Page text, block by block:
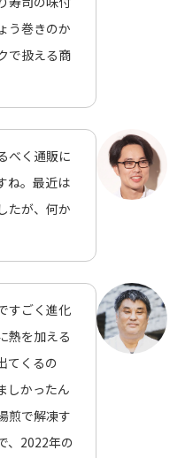
う巻きのか
で扱える商
べく通販に
ね。最近は
たが、何か
すごく進化
熱を加える
てくるの
しかったん
煎で解凍す
、2022年の